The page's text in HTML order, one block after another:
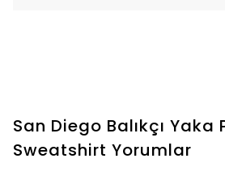
San Diego Balıkçı Yaka
Sweatshirt Yorumlar